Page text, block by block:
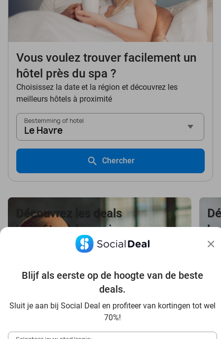
Blijf als eerste op de hoogte van de beste
deals.
Sluit je aan bij Social Deal en profiteer van kortingen tot wel
70%!
Vous voulez trouver facilement un
hôtel près du spa ?
Choisissez la date et la région et découvrez les
meilleurs hôtels à proximité
Bestemming of hotel
Le Havre
Chercher
Découvrez les deals
bien-être à bas prix
dans votre région
Voir les offres bien-être